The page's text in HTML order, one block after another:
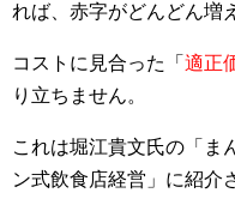
れば、赤字がどんどん増
コストに見合った「 適正
り立ちません。
これは堀江貴文氏の「ま
ン式飲食店経営」に紹介